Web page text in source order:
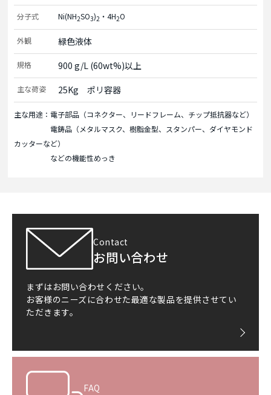
分子式 Ni(NH2SO3)2 ・4H2O
外観 緑色液体
規格 900 g/L (60wt%)以上
主な荷姿 25Kg　ポリ容器
主な用途：電子部品（コネクター、リードフレーム、チップ抵抗器など）
電鋳品（メタルマスク、樹脂金型、スタンパー、ダイヤモンド
カッターなど）
などの機能性めっき
Contact
お問い合わせ
まずはお問い合わせください。
お客様のニーズに合わせた最適な製品を提供させてい
ただきます。
FAQ